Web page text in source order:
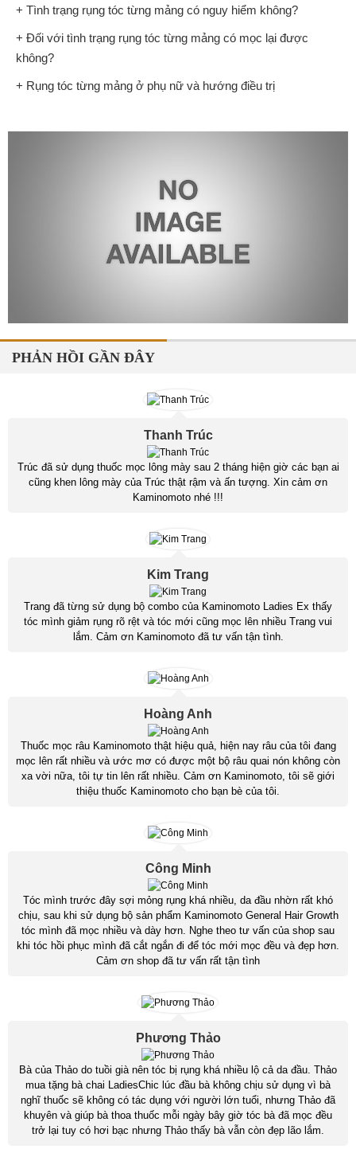
+ Tình trạng rụng tóc từng mảng có nguy hiểm không?
+ Đối với tình trạng rụng tóc từng mảng có mọc lại được
không?
+ Rụng tóc từng mảng ở phụ nữ và hướng điều trị
PHẢN HỒI GẦN ĐÂY
Thanh Trúc
Trúc đã sử dụng thuốc mọc lông mày sau 2 tháng hiện giờ các bạn ai
cũng khen lông mày của Trúc thật rậm và ấn tượng. Xin cảm ơn
Kaminomoto nhé !!!
Kim Trang
Trang đã từng sử dụng bộ combo của Kaminomoto Ladies Ex thấy
tóc mình giảm rụng rõ rệt và tóc mới cũng mọc lên nhiều Trang vui
lắm. Cảm ơn Kaminomoto đã tư vấn tận tình.
Hoàng Anh
Thuốc mọc râu Kaminomoto thật hiệu quả, hiện nay râu của tôi đang
mọc lên rất nhiều và ước mơ có được một bộ râu quai nón không còn
xa vời nữa, tôi tự tin lên rất nhiều. Cảm ơn Kaminomoto, tôi sẽ giới
thiệu thuốc Kaminomoto cho bạn bè của tôi.
Công Minh
Tóc mình trước đây sợi mỏng rụng khá nhiều, da đầu nhờn rất khó
chịu, sau khi sử dụng bộ sản phẩm Kaminomoto General Hair Growth
tóc mình đã mọc nhiều và dày hơn. Nghe theo tư vấn của shop sau
khi tóc hồi phục mình đã cắt ngắn đi để tóc mới mọc đều và đẹp hơn.
Cảm ơn shop đã tư vấn rất tận tình
Phương Thảo
Bà của Thảo do tuồi già nên tóc bị rụng khá nhiều lộ cả da đầu. Thảo
mua tặng bà chai LadiesChic lúc đầu bà không chịu sử dụng vì bà
nghĩ thuốc sẽ không có tác dụng với người lớn tuổi, nhưng Thảo đã
khuyên và giúp bà thoa thuốc mỗi ngày bây giờ tóc bà đã mọc đều
trở lại tuy có hơi bạc nhưng Thảo thấy bà vẫn còn đẹp lão lắm.